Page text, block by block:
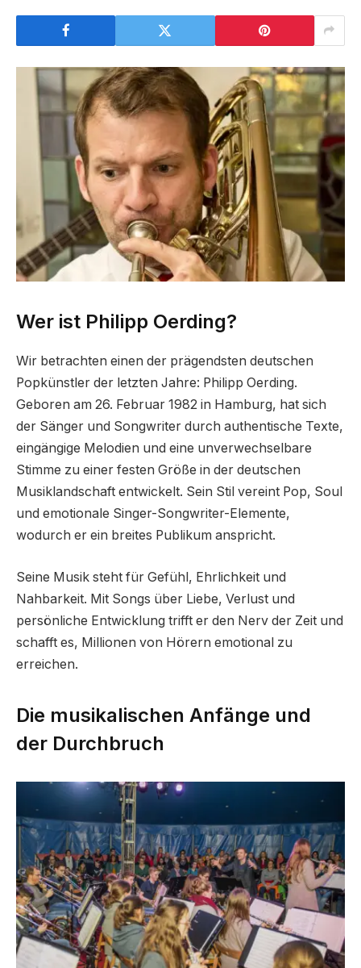
Wer ist Philipp Oerding?
Wir betrachten einen der prägendsten deutschen
Popkünstler der letzten Jahre: Philipp Oerding.
Geboren am 26. Februar 1982 in Hamburg, hat sich
der Sänger und Songwriter durch authentische Texte,
eingängige Melodien und eine unverwechselbare
Stimme zu einer festen Größe in der deutschen
Musiklandschaft entwickelt. Sein Stil vereint Pop, Soul
und emotionale Singer-Songwriter-Elemente,
wodurch er ein breites Publikum anspricht.
Seine Musik steht für Gefühl, Ehrlichkeit und
Nahbarkeit. Mit Songs über Liebe, Verlust und
persönliche Entwicklung trifft er den Nerv der Zeit und
schafft es, Millionen von Hörern emotional zu
erreichen.
Die musikalischen Anfänge und
der Durchbruch